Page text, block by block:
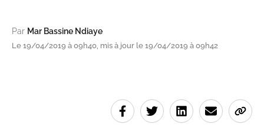
Par Mar Bassine Ndiaye
Le 19/04/2019 à 09h40, mis à jour le 19/04/2019 à 09h42